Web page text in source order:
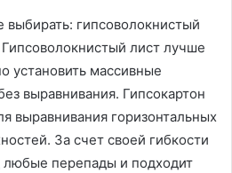
выбирать: гипсоволокнистый
лист лучше
установить массивные
выравнивания. Гипсокартон
выравнивания горизонтальных
За счет своей гибкости
любые перепады и подходит